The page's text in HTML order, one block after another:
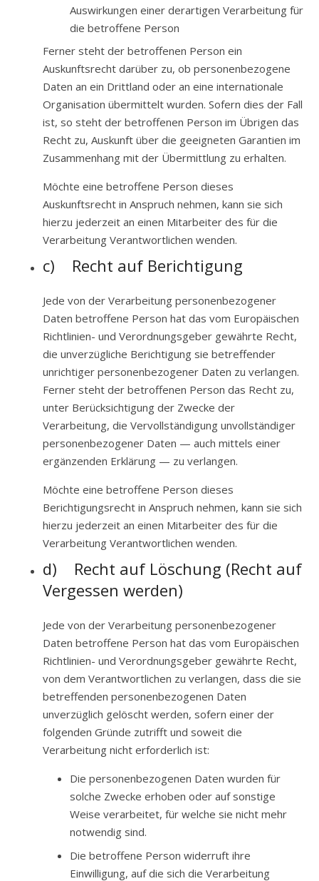
Auswirkungen einer derartigen Verarbeitung für
die betroffene Person
Ferner steht der betroffenen Person ein
Auskunftsrecht darüber zu, ob personenbezogene
Daten an ein Drittland oder an eine internationale
Organisation übermittelt wurden. Sofern dies der Fall
ist, so steht der betroffenen Person im Übrigen das
Recht zu, Auskunft über die geeigneten Garantien im
Zusammenhang mit der Übermittlung zu erhalten.
Möchte eine betroffene Person dieses
Auskunftsrecht in Anspruch nehmen, kann sie sich
hierzu jederzeit an einen Mitarbeiter des für die
Verarbeitung Verantwortlichen wenden.
c) Recht auf Berichtigung
Jede von der Verarbeitung personenbezogener
Daten betroffene Person hat das vom Europäischen
Richtlinien- und Verordnungsgeber gewährte Recht,
die unverzügliche Berichtigung sie betreffender
unrichtiger personenbezogener Daten zu verlangen.
Ferner steht der betroffenen Person das Recht zu,
unter Berücksichtigung der Zwecke der
Verarbeitung, die Vervollständigung unvollständiger
personenbezogener Daten — auch mittels einer
ergänzenden Erklärung — zu verlangen.
Möchte eine betroffene Person dieses
Berichtigungsrecht in Anspruch nehmen, kann sie sich
hierzu jederzeit an einen Mitarbeiter des für die
Verarbeitung Verantwortlichen wenden.
d) Recht auf Löschung (Recht auf
Vergessen werden)
Jede von der Verarbeitung personenbezogener
Daten betroffene Person hat das vom Europäischen
Richtlinien- und Verordnungsgeber gewährte Recht,
von dem Verantwortlichen zu verlangen, dass die sie
betreffenden personenbezogenen Daten
unverzüglich gelöscht werden, sofern einer der
folgenden Gründe zutrifft und soweit die
Verarbeitung nicht erforderlich ist:
Die personenbezogenen Daten wurden für
solche Zwecke erhoben oder auf sonstige
Weise verarbeitet, für welche sie nicht mehr
notwendig sind.
Die betroffene Person widerruft ihre
Einwilligung, auf die sich die Verarbeitung